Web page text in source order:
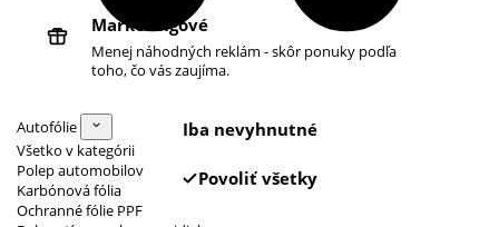
Autofólie
Všetko v kategórii
Polep automobilov
Karbónová fólia
Ochranné fólie PPF
Marketingové
Menej náhodných reklám - skôr ponuky podľa
toho, čo vás zaujíma.
Iba nevyhnutné
Povoliť všetky